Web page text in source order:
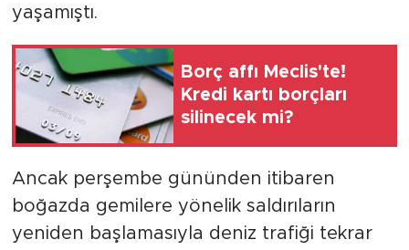
yaşamıştı.
Borç affı Meclis'te!
Kredi kartı borçları
silinecek mi?
Ancak perşembe gününden itibaren
boğazda gemilere yönelik saldırıların
yeniden başlamasıyla deniz trafiği tekrar